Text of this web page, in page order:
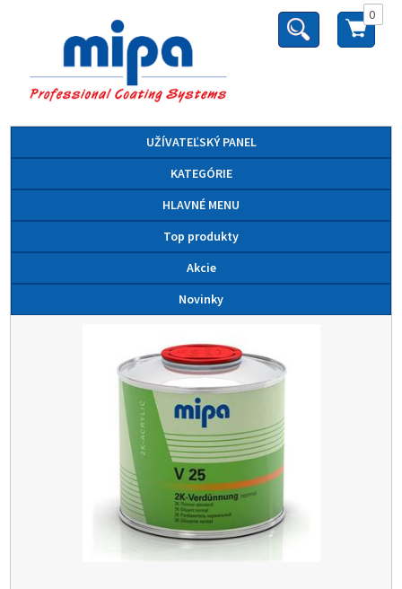
0
UŽÍVATEĽSKÝ PANEL
KATEGÓRIE
HLAVNÉ MENU
Top produkty
Akcie
Novinky